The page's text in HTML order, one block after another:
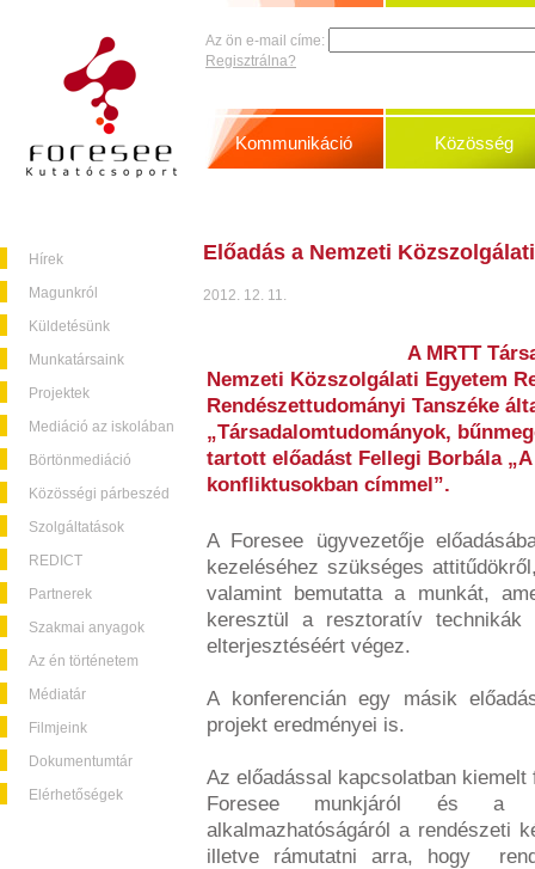
Hírek
Magunkról
Küldetésünk
Munkatársaink
Projektek
Mediáció az iskolában
Börtönmediáció
Közösségi párbeszéd
Szolgáltatások
REDICT
Partnerek
Szakmai anyagok
Az én történetem
Médiatár
Filmjeink
Dokumentumtár
Elérhetőségek
Az ön e-mail címe:
Regisztrálna?
Kommunikáció Közösség
Előadás a Nemzeti
2012. 12. 11.
A MRTT
Nemzeti Közszolgálati Egyetem
Rendészettudományi Tanszéke
„Társadalomtudományok,
tartott előadást Fellegi Borbála
konfliktusokban címmel”.
A Foresee ügyvezetője
kezeléséhez szükséges
valamint bemutatta a munkát,
keresztül a resztoratív technikák
elterjesztéséért végez.
A konferencián egy másik
projekt eredményei is.
Az előadással kapcsolatban
Foresee munkjáról és a
alkalmazhatóságáról a rendészeti
illetve rámutatni arra, hogy